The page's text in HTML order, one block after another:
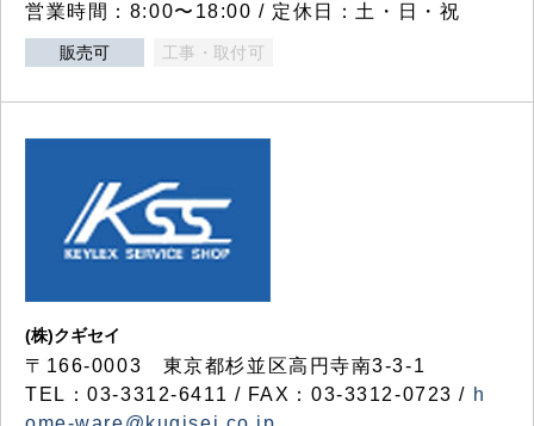
営業時間：8:00〜18:00 / 定休日：土・日・祝
販売可 工事・取付可
(株)クギセイ
〒166-0003 東京都杉並区高円寺南3-3-1
TEL：03-3312-6411 / FAX：03-3312-0723 / h